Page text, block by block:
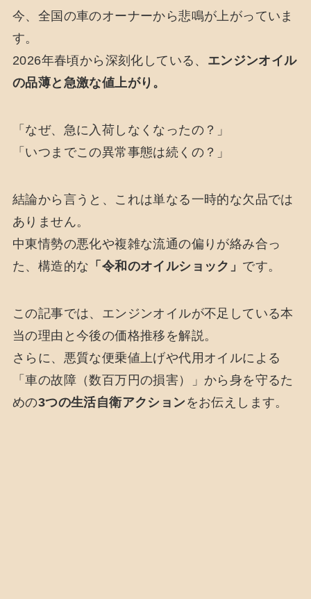
今、全国の車のオーナーから悲鳴が上がっていま
す。
2026年春頃から深刻化している、 エンジンオイル
の品薄と急激な値上がり。
「なぜ、急に入荷しなくなったの？」
「いつまでこの異常事態は続くの？」
結論から言うと、これは単なる一時的な欠品では
ありません。
中東情勢の悪化や複雑な流通の偏りが絡み合っ
た、構造的な 「令和のオイルショック」 です。
この記事では、エンジンオイルが不足している本
当の理由と今後の価格推移を解説。
さらに、悪質な便乗値上げや代用オイルによる
「車の故障（数百万円の損害）」から身を守るた
めの3つの生活自衛アクション をお伝えします。